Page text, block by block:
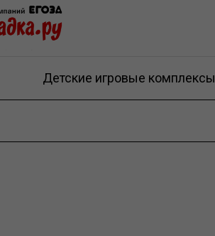
Детские игровые комплексы